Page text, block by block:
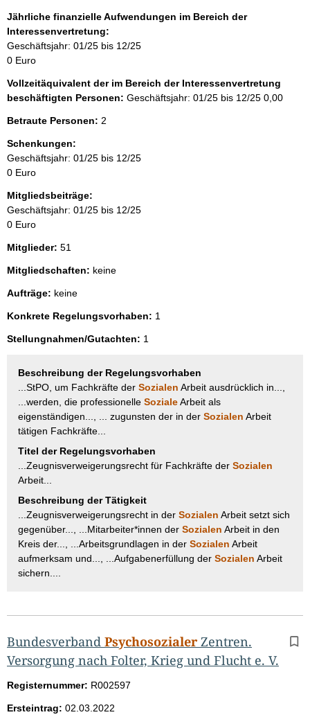
Jährliche finanzielle Aufwendungen im Bereich der
Interessenvertretung:
Geschäftsjahr: 01/25 bis 12/25
0 Euro
Vollzeitäquivalent der im Bereich der Interessenvertretung
beschäftigten Personen: Geschäftsjahr: 01/25 bis 12/25 0,00
Betraute Personen: 2
Schenkungen:
Geschäftsjahr: 01/25 bis 12/25
0 Euro
Mitgliedsbeiträge:
Geschäftsjahr: 01/25 bis 12/25
0 Euro
Mitglieder: 51
Mitgliedschaften: keine
Aufträge: keine
Konkrete Regelungsvorhaben: 1
Stellungnahmen/Gutachten: 1
Beschreibung der Regelungsvorhaben
...StPO, um Fachkräfte der Sozialen Arbeit ausdrücklich in...,
...werden, die professionelle SozialeArbeit als
eigenständigen..., ... zugunsten der in der Sozialen Arbeit
tätigen Fachkräfte...
Titel der Regelungsvorhaben
...Zeugnisverweigerungsrecht für Fachkräfte der Sozialen
Arbeit...
Beschreibung der Tätigkeit
...Zeugnisverweigerungsrecht in der Sozialen Arbeit setzt sich
gegenüber..., ...Mitarbeiter*innen der Sozialen Arbeit in den
Kreis der..., ...Arbeitsgrundlagen in der Sozialen Arbeit
aufmerksam und..., ...Aufgabenerfüllung der Sozialen Arbeit
sichern....
Bundesverband Psychosozialer Zentren.
Versorgung nach Folter, Krieg und Flucht e. V.
Registernummer: R002597
Ersteintrag: 02.03.2022